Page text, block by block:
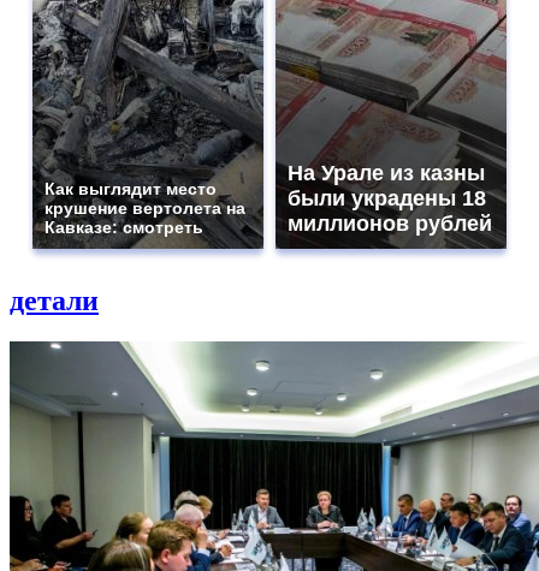
Как выглядит место
крушение вертолета на
Кавказе: смотреть
На Урале из казны
были украдены 18
миллионов рублей
детали